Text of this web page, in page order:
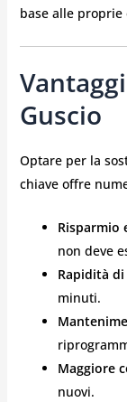
base alle proprie
Guscio
Optare per la
chiave offre
Risparmio
non deve
Rapidità
minuti.
Maggiore
nuovi.